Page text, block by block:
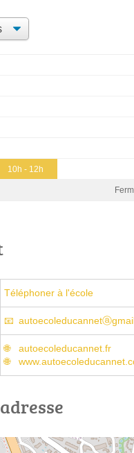
10h - 12h
Téléphoner à l'école
autoecoleducannet.fr